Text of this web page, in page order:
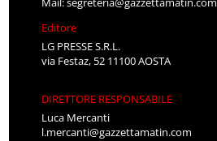
Editore
LG PRESSE S.R.L.
via Festaz, 52 11100 AOSTA
DIRETTORE RESPONSABILE
Luca Mercanti
l.mercanti@gazzettamatin.com